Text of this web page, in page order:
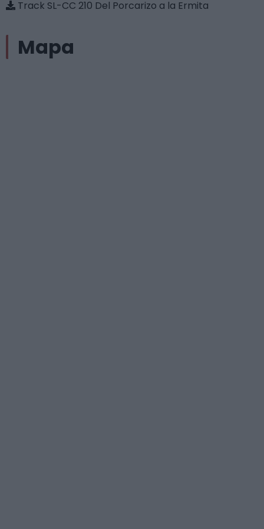
Track SL-CC 210 Del Porcarizo a la Ermita
Mapa